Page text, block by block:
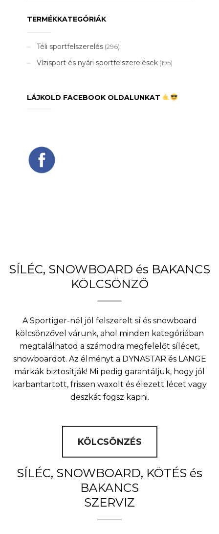
TERMÉKKATEGÓRIÁK
Téli sportfelszerelés (296)
Vízisport és nyári sportfelszerelések (195)
LÁJKOLD FACEBOOK OLDALUNKAT
SÍLÉC, SNOWBOARD és BAKANCS
KÖLCSÖNZŐ
A Sportiger-nél jól felszerelt sí és snowboard
kölcsönzővel várunk, ahol minden kategóriában
megtalálhatod a számodra megfelelőt sílécet,
snowboardot. Az élményt a DYNASTAR és LANGE
márkák biztosítják! Mi pedig garantáljuk, hogy jól
karbantartott, frissen waxolt és élezett lécet vagy
deszkát fogsz kapni.
KÖLCSÖNZÉS
SÍLÉC, SNOWBOARD, KÖTÉS és
BAKANCS
SZERVIZ